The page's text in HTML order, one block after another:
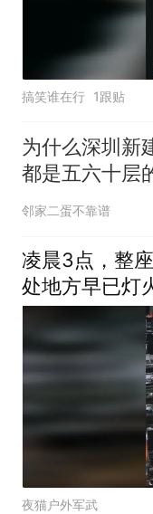
搞笑谁在行 1跟贴
为什么深圳新
都是五六十层
邻家二蛋不靠谱
凌晨3点，整
处地方早已灯
夜猫户外军武